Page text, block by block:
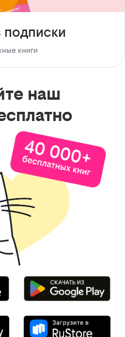
подписки
книги
наш